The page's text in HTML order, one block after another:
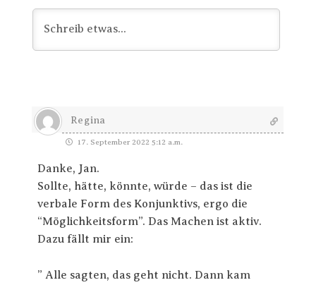
Regina
17. September 2022 5:12 a.m.
Danke, Jan.
Sollte, hätte, könnte, würde – das ist die
verbale Form des Konjunktivs, ergo die
“Möglichkeitsform”. Das Machen ist aktiv.
Dazu fällt mir ein:
” Alle sagten, das geht nicht. Dann kam